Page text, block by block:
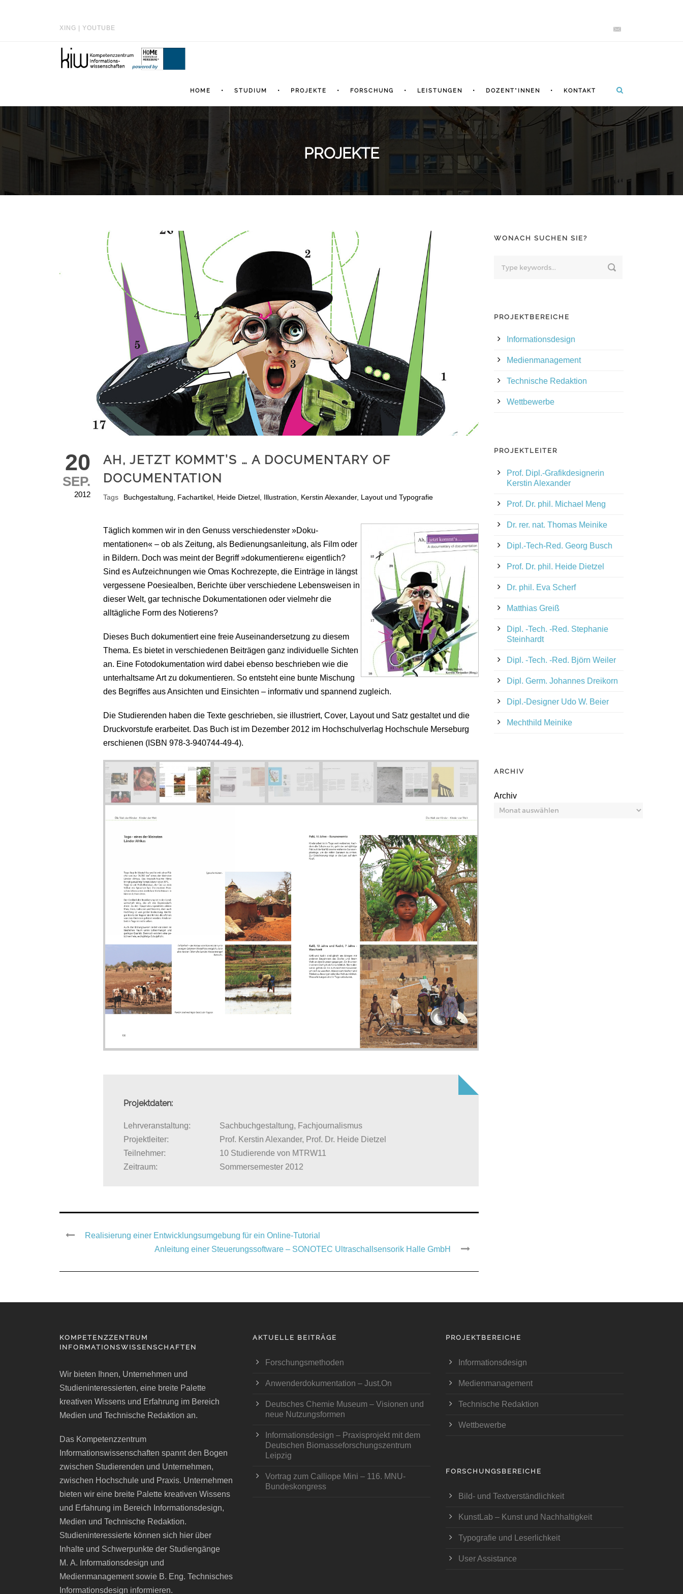
XING YOUTUBE
HOME STUDIUM PROJEKTE FORSCHUNG LEISTUNGEN DOZENT*INNEN KONTAKT
PROJEKTE
20
SEP.
2012
AH, JETZT KOMMT’S … A DOCUMENTARY OF
DOCUMENTATION
Tags Buchgestaltung, Fachartikel, Heide Dietzel, Illustration, Kerstin Alexander, Layout und Typografie
Täglich kommen wir in den Genuss verschiedenster »Doku­
mentationen« – ob als Zeitung, als Bedienungs­anleitung, als Film oder
in Bildern. Doch was meint der Begriff »dokumentieren« eigentlich?
Sind es Aufzeichnungen wie Omas Koch­rezepte, die Einträge in längst
vergessene Poesie­alben, Berichte über verschiedene Lebens­weisen in
dieser Welt, gar technische Doku­mentationen oder vielmehr die
alltägliche Form des Notierens?
Dieses Buch dokumentiert eine freie Aus­einander­setzung zu diesem
Thema. Es bietet in verschiedenen Beiträgen ganz individuelle Sichten
an. Eine Foto­doku­mentation wird dabei ebenso beschrieben wie die
unterhaltsame Art zu dokumentieren. So entsteht eine bunte Mischung
des Begriffes aus Ansichten und Einsichten – informativ und spannend zugleich.
Die Studierenden haben die Texte geschrieben, sie illustriert, Cover, Layout und Satz gestaltet und die
Druckvorstufe erarbeitet. Das Buch ist im Dezember 2012 im Hochschulverlag Hochschule Merseburg
erschienen (ISBN 978-3-940744-49-4).
Projektdaten:
Lehrveranstaltung:
Sachbuchgestaltung, Fachjournalismus
Projektleiter:
Prof. Kerstin Alexander, Prof. Dr. Heide Dietzel
Teilnehmer:
10 Studierende von MTRW11
Zeitraum:
Sommersemester 2012
Realisierung einer Entwicklungsumgebung für ein Online-Tutorial
Anleitung einer Steuerungssoftware – SONOTEC Ultraschallsensorik Halle GmbH
WONACH SUCHEN SIE?
PROJEKTBEREICHE
Informationsdesign
Medienmanagement
Technische Redaktion
Wettbewerbe
PROJEKTLEITER
Prof. Dipl.-Grafikdesignerin
Kerstin Alexander
Prof. Dr. phil. Michael Meng
Dr. rer. nat. Thomas Meinike
Dipl.-Tech-Red. Georg Busch
Prof. Dr. phil. Heide Dietzel
Dr. phil. Eva Scherf
Matthias Greiß
Dipl. -Tech. -Red. Stephanie
Steinhardt
Dipl. -Tech. -Red. Björn Weiler
Dipl. Germ. Johannes Dreikorn
Dipl.-Designer Udo W. Beier
Mechthild Meinike
ARCHIV
Archiv
KOMPETENZZENTRUM
INFORMATIONSWISSENSCHAFTEN
Wir bieten Ihnen, Unternehmen und
Studieninteressierten, eine breite Palette
kreativen Wissens und Erfahrung im Bereich
Medien und Technische Redaktion an.
Das Kompetenzzentrum
Informationswissenschaften spannt den Bogen
zwischen Studierenden und Unternehmen,
zwischen Hochschule und Praxis. Unternehmen
bieten wir eine breite Palette kreativen Wissens
und Erfahrung im Bereich Informationsdesign,
Medien und Technische Redaktion.
Studieninteressierte können sich hier über
Inhalte und Schwerpunkte der Studiengänge
M. A. Informationsdesign und
Medienmanagement sowie B. Eng. Technisches
Informationsdesign informieren.
AKTUELLE BEITRÄGE
Forschungsmethoden
Anwenderdokumentation – Just.On
Deutsches Chemie Museum – Visionen und
neue Nutzungsformen
Informationsdesign – Praxisprojekt mit dem
Deutschen Biomasseforschungszentrum
Leipzig
Vortrag zum Calliope Mini – 116. MNU-
Bundeskongress
PROJEKTBEREICHE
Informationsdesign
Medienmanagement
Technische Redaktion
Wettbewerbe
FORSCHUNGSBEREICHE
Bild- und Textverständlichkeit
KunstLab – Kunst und Nachhaltigkeit
Typografie und Leserlichkeit
User Assistance